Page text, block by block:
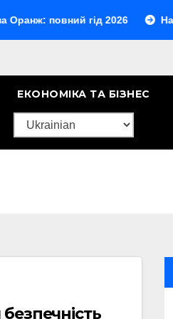
гід 2026 На який
ЕКОНОМІКА ТА БІЗНЕС